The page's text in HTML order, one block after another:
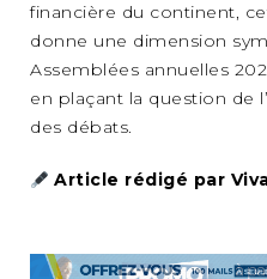
financière du continent,
donne une dimension
Assemblées annuelles
en plaçant la question de
des débats.
Article rédigé par